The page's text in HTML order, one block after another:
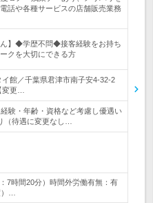
話や各種サービスの店舗販売業務
ん】◆学歴不問◆接客経験をお持ち
クを大切にできる方
館／千葉県君津市南子安4-32-2
変更…
験・年齢・資格など考慮し優遇い
（待遇に変更なし…
7時間20分）時間外労働有無：有
…